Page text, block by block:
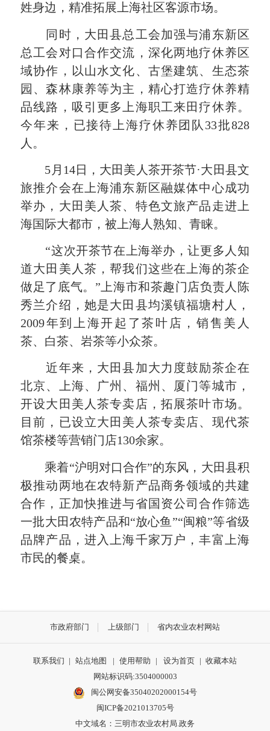
姓身边，精准拓展上海社区客源市场。
同时，大田县总工会加强与浦东新区
总工会对口合作交流，深化两地疗休养区
域协作，以山水文化、古堡建筑、生态茶
园、森林康养等为主，精心打造疗休养精
品线路，吸引更多上海职工来田疗休养。
今年来，已接待上海疗休养团队33批828
人。
5月14日，大田美人茶开茶节·大田县文
旅推介会在上海浦东新区融媒体中心成功
举办，大田美人茶、特色文旅产品走进上
海国际大都市，被上海人熟知、青睐。
“这次开茶节在上海举办，让更多人知
道大田美人茶，帮我们这些在上海的茶企
做足了底气。”上海市和茶趣门店负责人陈
秀兰介绍，她是大田县均溪镇福塘村人，
2009年到上海开起了茶叶店，销售美人
茶、白茶、岩茶等小众茶。
近年来，大田县加大力度鼓励茶企在
北京、上海、广州、福州、厦门等城市，
开设大田美人茶专卖店，拓展茶叶市场。
目前，已设立大田美人茶专卖店、现代茶
馆茶楼等营销门店130余家。
乘着“沪明对口合作”的东风，大田县积
极推动两地在农特新产品商务领域的共建
合作，正加快推进与省国资公司合作筛选
一批大田农特产品和“放心鱼”“闽粮”等省级
品牌产品，进入上海千家万户，丰富上海
市民的餐桌。
市政府部门 上级部门 省内农业农村网站
联系我们 | 站点地图 | 使用帮助 | 设为首页 | 收藏本站
网站标识码:3504000003
闽公网安备35040202000154号
闽ICP备2021013705号
中文域名：三明市农业农村局.政务